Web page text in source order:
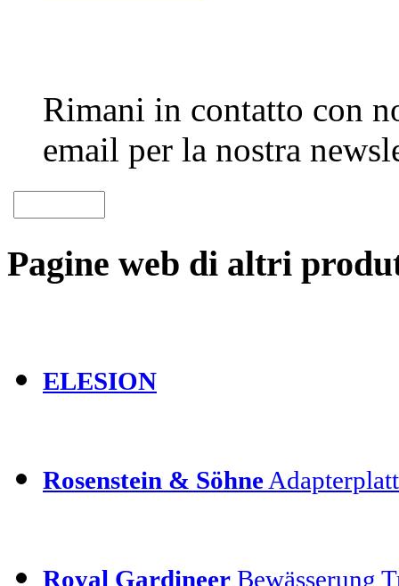
Rimani in contatto con
email per la nostra
Pagine web di altri
ELESION
Rosenstein & Söhne
Royal Gardineer Bewässerung